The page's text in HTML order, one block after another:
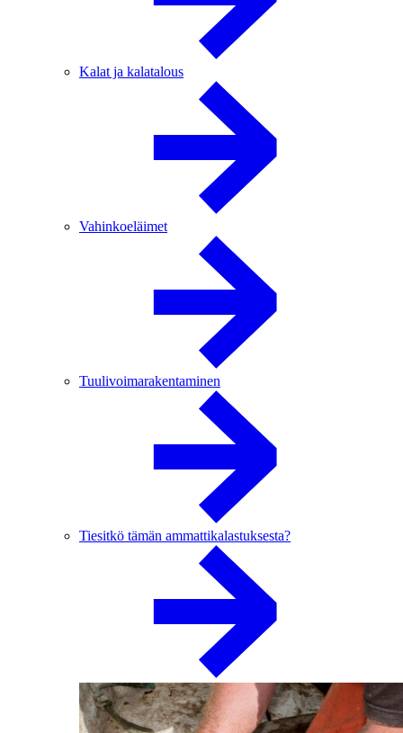
Kalat ja kalatalous
Vahinkoeläimet
Tuulivoimarakentaminen
Tiesitkö tämän ammattikalastuksesta?